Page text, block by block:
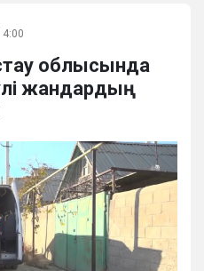
облысында
жандардың